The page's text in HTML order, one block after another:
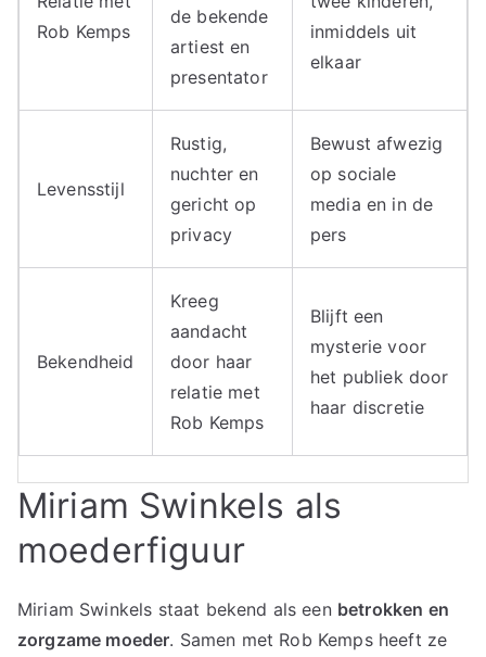
Rob Kemps
de bekende
artiest en
presentator
inmiddels uit
elkaar
Levensstijl
Rustig,
nuchter en
gericht op
privacy
Bewust afwezig
op sociale
media en in de
pers
Bekendheid
Kreeg
aandacht
door haar
relatie met
Rob Kemps
Blijft een
mysterie voor
het publiek door
haar discretie
Miriam Swinkels als
moederfiguur
Miriam Swinkels staat bekend als een betrokken en
zorgzame moeder. Samen met Rob Kemps heeft ze